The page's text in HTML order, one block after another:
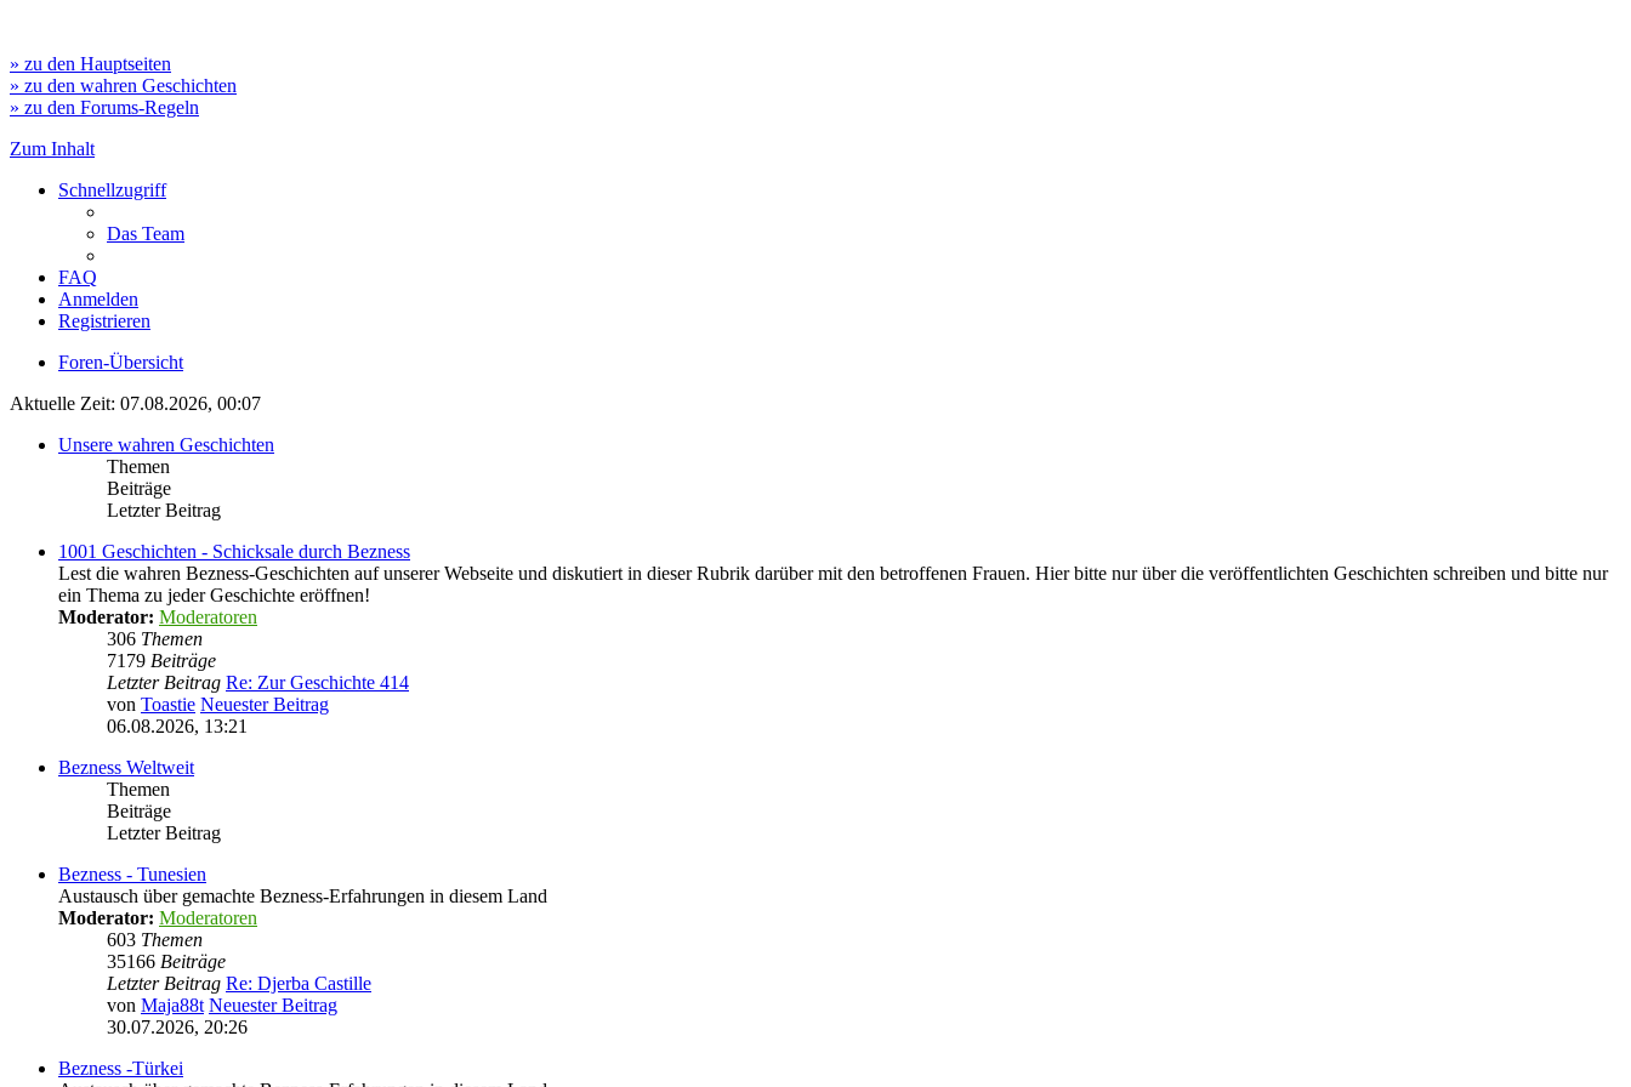
» zu den Hauptseiten
» zu den wahren Geschichten
» zu den Forums-Regeln
Zum Inhalt
Schnellzugriff
Das Team
FAQ
Anmelden
Registrieren
Foren-Übersicht
Aktuelle Zeit: 07.08.2026, 00:07
Unsere wahren Geschichten
Themen
Beiträge
Letzter Beitrag
1001 Geschichten - Schicksale durch Bezness
Lest die wahren Bezness-Geschichten auf unserer Webseite und diskutiert in dieser Rubrik darüber mit den betroffenen Frauen. Hier bitte nur über die veröffentlichten Geschichten schreiben und bitte nur
ein Thema zu jeder Geschichte eröffnen!
Moderator: Moderatoren
306 Themen
7179 Beiträge
Letzter Beitrag Re: Zur Geschichte 414
von Toastie Neuester Beitrag
06.08.2026, 13:21
Bezness Weltweit
Themen
Beiträge
Letzter Beitrag
Bezness - Tunesien
Austausch über gemachte Bezness-Erfahrungen in diesem Land
Moderator: Moderatoren
603 Themen
35166 Beiträge
Letzter Beitrag Re: Djerba Castille
von Maja88t Neuester Beitrag
30.07.2026, 20:26
Bezness -Türkei